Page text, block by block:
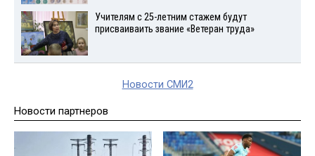
Учителям с 25-летним стажем будут
присваиваить звание «Ветеран труда»
Новости СМИ2
Новости партнеров